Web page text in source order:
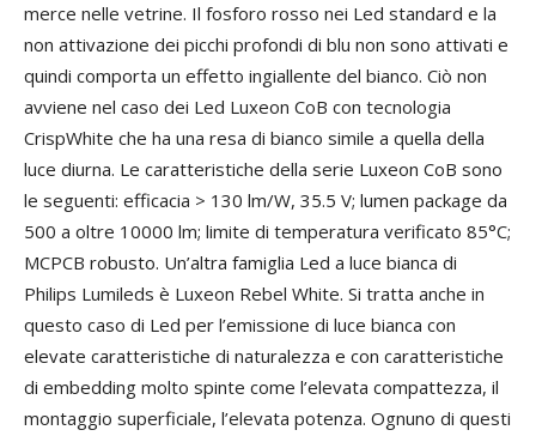
merce nelle vetrine. Il fosforo rosso nei Led standard e la
non attivazione dei picchi profondi di blu non sono attivati e
quindi comporta un effetto ingiallente del bianco. Ciò non
avviene nel caso dei Led Luxeon CoB con tecnologia
CrispWhite che ha una resa di bianco simile a quella della
luce diurna. Le caratteristiche della serie Luxeon CoB sono
le seguenti: efficacia > 130 lm/W, 35.5 V; lumen package da
500 a oltre 10000 lm; limite di temperatura verificato 85°C;
MCPCB robusto. Un’altra famiglia Led a luce bianca di
Philips Lumileds è Luxeon Rebel White. Si tratta anche in
questo caso di Led per l’emissione di luce bianca con
elevate caratteristiche di naturalezza e con caratteristiche
di embedding molto spinte come l’elevata compattezza, il
montaggio superficiale, l’elevata potenza. Ognuno di questi